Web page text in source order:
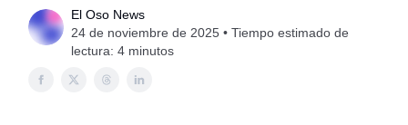
El Oso News
24 de noviembre de 2025 • Tiempo estimado de
lectura: 4 minutos